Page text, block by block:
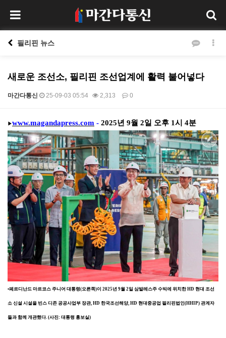
필리핀 뉴스
새로운 조선소, 필리핀 조선업계에 활력 불어넣다
마간다통신 25-09-03 05:54 2,313 0
본문
▶www.magandapress.com - 2025년 9월 2일 오후 1시 4분
▪페르디난드 마르코스 주니어 대통령(오른쪽)이 2025년 9월 2일 삼발레스주 수빅에 위치한HD 현대 조선
소 신설 시설을 빈스 디존 공공사업부 장관, HD 한국조선해양, HD 현대중공업 필리핀법인 (HHIP) 관계자
들과 함께 개관했다 . (사진 : 대통령 홍보실 )